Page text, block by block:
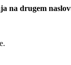
na drugem